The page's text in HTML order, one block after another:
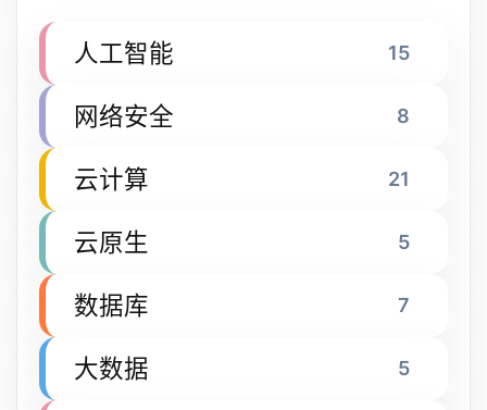
人工智能 15
网络安全 8
云计算 21
云原生 5
数据库 7
大数据 5